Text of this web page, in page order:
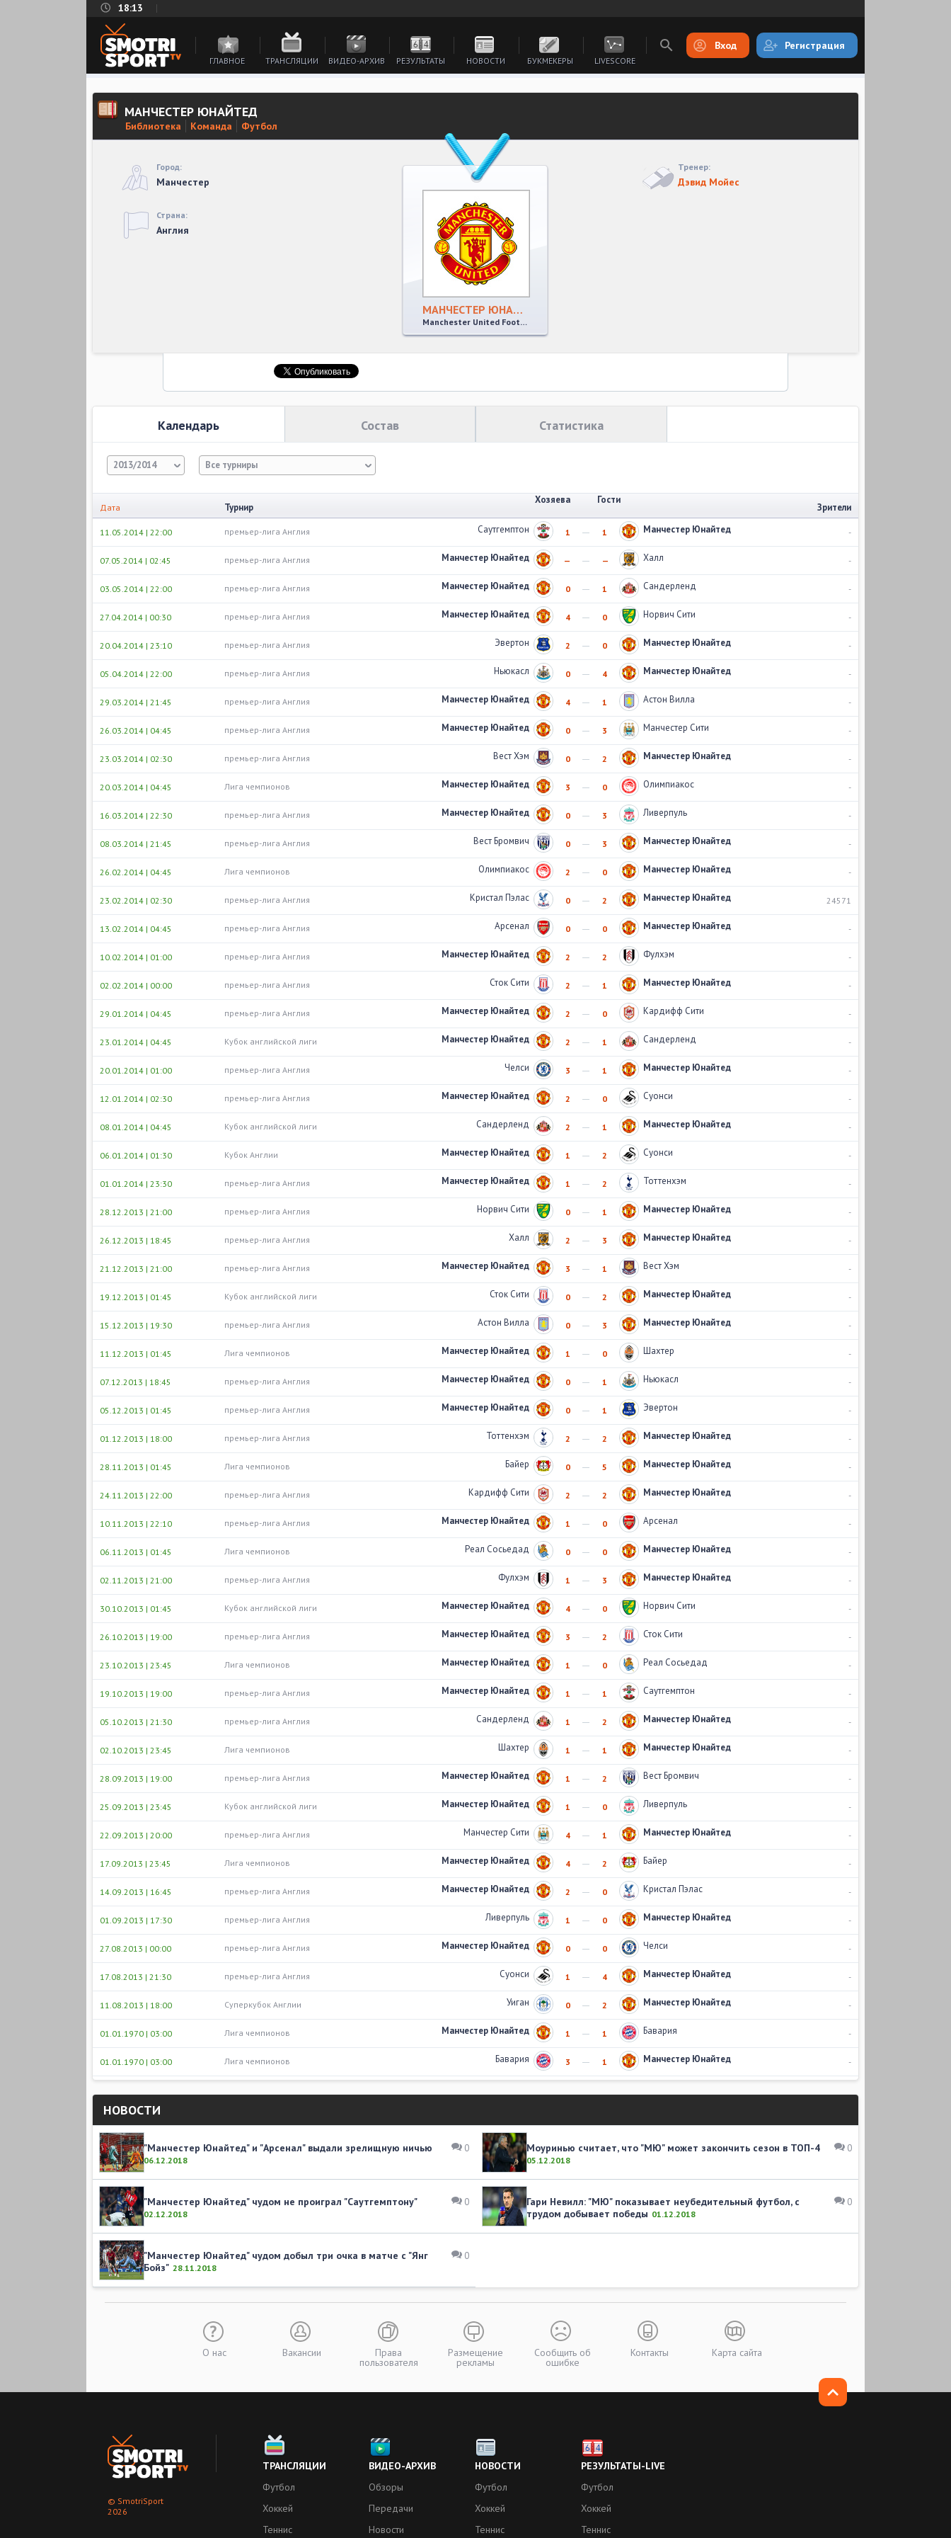
18:13
ГЛАВНОЕ ТРАНСЛЯЦИИ ВИДЕО-АРХИВ РЕЗУЛЬТАТЫ НОВОСТИ БУКМЕКЕРЫ LIVESCORE
Вход Регистрация
МАНЧЕСТЕР ЮНАЙТЕД
Библиотека Команда Футбол
Город:
Манчестер
Страна:
Англия
МАНЧЕСТЕР ЮНАЙТЕД
Manchester United Football Club
Тренер:
Дэвид Мойес
Календарь Состав Статистика
2013/2014 Все турниры
Дата Турнир
Хозяева Гости
Зрители
11.05.2014 | 22:00 премьер-лига Англия Саутгемптон 1 1 Манчестер Юнайтед -
07.05.2014 | 02:45 премьер-лига Англия Манчестер Юнайтед — — Халл -
03.05.2014 | 22:00 премьер-лига Англия Манчестер Юнайтед 0 1 Сандерленд -
27.04.2014 | 00:30 премьер-лига Англия Манчестер Юнайтед 4 0 Норвич Сити -
20.04.2014 | 23:10 премьер-лига Англия Эвертон 2 0 Манчестер Юнайтед -
05.04.2014 | 22:00 премьер-лига Англия Ньюкасл 0 4 Манчестер Юнайтед -
29.03.2014 | 21:45 премьер-лига Англия Манчестер Юнайтед 4 1 Астон Вилла -
26.03.2014 | 04:45 премьер-лига Англия Манчестер Юнайтед 0 3 Манчестер Сити -
23.03.2014 | 02:30 премьер-лига Англия Вест Хэм 0 2 Манчестер Юнайтед -
20.03.2014 | 04:45 Лига чемпионов Манчестер Юнайтед 3 0 Олимпиакос -
16.03.2014 | 22:30 премьер-лига Англия Манчестер Юнайтед 0 3 Ливерпуль -
08.03.2014 | 21:45 премьер-лига Англия Вест Бромвич 0 3 Манчестер Юнайтед -
26.02.2014 | 04:45 Лига чемпионов Олимпиакос 2 0 Манчестер Юнайтед -
23.02.2014 | 02:30 премьер-лига Англия Кристал Пэлас 0 2 Манчестер Юнайтед 24571
13.02.2014 | 04:45 премьер-лига Англия Арсенал 0 0 Манчестер Юнайтед -
10.02.2014 | 01:00 премьер-лига Англия Манчестер Юнайтед 2 2 Фулхэм -
02.02.2014 | 00:00 премьер-лига Англия Сток Сити 2 1 Манчестер Юнайтед -
29.01.2014 | 04:45 премьер-лига Англия Манчестер Юнайтед 2 0 Кардифф Сити -
23.01.2014 | 04:45 Кубок английской лиги Манчестер Юнайтед 2 1 Сандерленд -
20.01.2014 | 01:00 премьер-лига Англия Челси 3 1 Манчестер Юнайтед -
12.01.2014 | 02:30 премьер-лига Англия Манчестер Юнайтед 2 0 Суонси -
08.01.2014 | 04:45 Кубок английской лиги Сандерленд 2 1 Манчестер Юнайтед -
06.01.2014 | 01:30 Кубок Англии Манчестер Юнайтед 1 2 Суонси -
01.01.2014 | 23:30 премьер-лига Англия Манчестер Юнайтед 1 2 Тоттенхэм -
28.12.2013 | 21:00 премьер-лига Англия Норвич Сити 0 1 Манчестер Юнайтед -
26.12.2013 | 18:45 премьер-лига Англия Халл 2 3 Манчестер Юнайтед -
21.12.2013 | 21:00 премьер-лига Англия Манчестер Юнайтед 3 1 Вест Хэм -
19.12.2013 | 01:45 Кубок английской лиги Сток Сити 0 2 Манчестер Юнайтед -
15.12.2013 | 19:30 премьер-лига Англия Астон Вилла 0 3 Манчестер Юнайтед -
11.12.2013 | 01:45 Лига чемпионов Манчестер Юнайтед 1 0 Шахтер -
07.12.2013 | 18:45 премьер-лига Англия Манчестер Юнайтед 0 1 Ньюкасл -
05.12.2013 | 01:45 премьер-лига Англия Манчестер Юнайтед 0 1 Эвертон -
01.12.2013 | 18:00 премьер-лига Англия Тоттенхэм 2 2 Манчестер Юнайтед -
28.11.2013 | 01:45 Лига чемпионов Байер 0 5 Манчестер Юнайтед -
24.11.2013 | 22:00 премьер-лига Англия Кардифф Сити 2 2 Манчестер Юнайтед -
10.11.2013 | 22:10 премьер-лига Англия Манчестер Юнайтед 1 0 Арсенал -
06.11.2013 | 01:45 Лига чемпионов Реал Сосьедад 0 0 Манчестер Юнайтед -
02.11.2013 | 21:00 премьер-лига Англия Фулхэм 1 3 Манчестер Юнайтед -
30.10.2013 | 01:45 Кубок английской лиги Манчестер Юнайтед 4 0 Норвич Сити -
26.10.2013 | 19:00 премьер-лига Англия Манчестер Юнайтед 3 2 Сток Сити -
23.10.2013 | 23:45 Лига чемпионов Манчестер Юнайтед 1 0 Реал Сосьедад -
19.10.2013 | 19:00 премьер-лига Англия Манчестер Юнайтед 1 1 Саутгемптон -
05.10.2013 | 21:30 премьер-лига Англия Сандерленд 1 2 Манчестер Юнайтед -
02.10.2013 | 23:45 Лига чемпионов Шахтер 1 1 Манчестер Юнайтед -
28.09.2013 | 19:00 премьер-лига Англия Манчестер Юнайтед 1 2 Вест Бромвич -
25.09.2013 | 23:45 Кубок английской лиги Манчестер Юнайтед 1 0 Ливерпуль -
22.09.2013 | 20:00 премьер-лига Англия Манчестер Сити 4 1 Манчестер Юнайтед -
17.09.2013 | 23:45 Лига чемпионов Манчестер Юнайтед 4 2 Байер -
14.09.2013 | 16:45 премьер-лига Англия Манчестер Юнайтед 2 0 Кристал Пэлас -
01.09.2013 | 17:30 премьер-лига Англия Ливерпуль 1 0 Манчестер Юнайтед -
27.08.2013 | 00:00 премьер-лига Англия Манчестер Юнайтед 0 0 Челси -
17.08.2013 | 21:30 премьер-лига Англия Суонси 1 4 Манчестер Юнайтед -
11.08.2013 | 18:00 Суперкубок Англии Уиган 0 2 Манчестер Юнайтед -
01.01.1970 | 03:00 Лига чемпионов Манчестер Юнайтед 1 1 Бавария -
01.01.1970 | 03:00 Лига чемпионов Бавария 3 1 Манчестер Юнайтед -
НОВОСТИ
0
"Манчестер Юнайтед" и "Арсенал" выдали зрелищную ничью
06.12.2018
0
Моуринью считает, что "МЮ" может закончить сезон в ТОП-4
05.12.2018
0
"Манчестер Юнайтед" чудом не проиграл "Саутгемптону"
02.12.2018
0
Гари Невилл: "МЮ" показывает неубедительный футбол, с
трудом добывает победы 01.12.2018
0
"Манчестер Юнайтед" чудом добыл три очка в матче с "Янг
Бойз" 28.11.2018
О нас Вакансии Права
пользователя
Размещение
рекламы
Сообщить об
ошибке
Контакты Карта сайта
© SmotriSport
2026
ТРАНСЛЯЦИИ
Футбол
Хоккей
Теннис
ВИДЕО-АРХИВ
Обзоры
Передачи
Новости
НОВОСТИ
Футбол
Хоккей
Теннис
РЕЗУЛЬТАТЫ-LIVE
Футбол
Хоккей
Теннис